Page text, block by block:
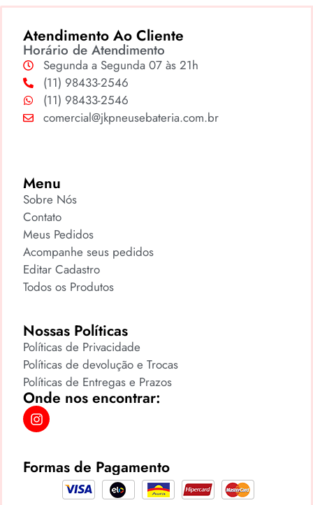
Atendimento Ao Cliente
Horário de Atendimento
Segunda a Segunda 07 às 21h
(11) 98433-2546
(11) 98433-2546
comercial@jkpneusebateria.com.br
Menu
Sobre Nós
Contato
Meus Pedidos
Acompanhe seus pedidos
Editar Cadastro
Todos os Produtos
Nossas Políticas
Políticas de Privacidade
Políticas de devolução e Trocas
Políticas de Entregas e Prazos
Onde nos encontrar:
Formas de Pagamento